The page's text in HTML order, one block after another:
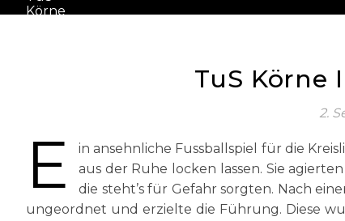
TuS Körne
2.
E
in ansehnliche Fussballspiel für die
aus der Ruhe locken lassen. Sie
die steht’s für Gefahr sorgten. Nach
ungeordnet und erzielte die Führung. Diese